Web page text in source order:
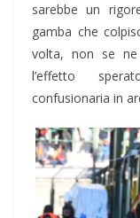
sarebbe un
gamba che
volta, non se
l’effetto
confusionaria in